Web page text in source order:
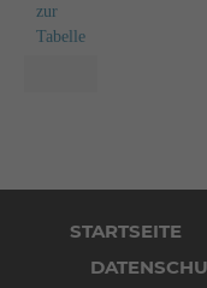
zur
Tabelle
überspringenSTARTSEITE